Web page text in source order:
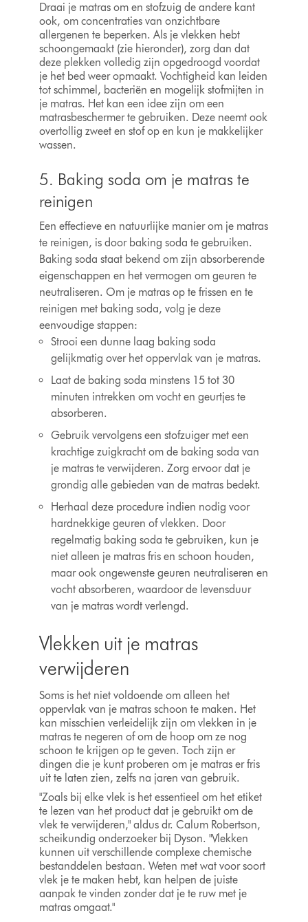
Draai je matras om en stofzuig de andere kant
ook, om concentraties van onzichtbare
allergenen te beperken. Als je vlekken hebt
schoongemaakt (zie hieronder), zorg dan dat
deze plekken volledig zijn opgedroogd voordat
je het bed weer opmaakt. Vochtigheid kan leiden
tot schimmel, bacteriën en mogelijk stofmijten in
je matras. Het kan een idee zijn om een
matrasbeschermer te gebruiken. Deze neemt ook
overtollig zweet en stof op en kun je makkelijker
wassen.
5. Baking soda om je matras te
reinigen
Een effectieve en natuurlijke manier om je matras
te reinigen, is door baking soda te gebruiken.
Baking soda staat bekend om zijn absorberende
eigenschappen en het vermogen om geuren te
neutraliseren. Om je matras op te frissen en te
reinigen met baking soda, volg je deze
eenvoudige stappen:
Strooi een dunne laag baking soda
gelijkmatig over het oppervlak van je matras.
Laat de baking soda minstens 15 tot 30
minuten intrekken om vocht en geurtjes te
absorberen.
Gebruik vervolgens een stofzuiger met een
krachtige zuigkracht om de baking soda van
je matras te verwijderen. Zorg ervoor dat je
grondig alle gebieden van de matras bedekt.
Herhaal deze procedure indien nodig voor
hardnekkige geuren of vlekken. Door
regelmatig baking soda te gebruiken, kun je
niet alleen je matras fris en schoon houden,
maar ook ongewenste geuren neutraliseren en
vocht absorberen, waardoor de levensduur
van je matras wordt verlengd.
Vlekken uit je matras
verwijderen
Soms is het niet voldoende om alleen het
oppervlak van je matras schoon te maken. Het
kan misschien verleidelijk zijn om vlekken in je
matras te negeren of om de hoop om ze nog
schoon te krijgen op te geven. Toch zijn er
dingen die je kunt proberen om je matras er fris
uit te laten zien, zelfs na jaren van gebruik.
"Zoals bij elke vlek is het essentieel om het etiket
te lezen van het product dat je gebruikt om de
vlek te verwijderen," aldus dr. Calum Robertson,
scheikundig onderzoeker bij Dyson. "Vlekken
kunnen uit verschillende complexe chemische
bestanddelen bestaan. Weten met wat voor soort
vlek je te maken hebt, kan helpen de juiste
aanpak te vinden zonder dat je te ruw met je
matras omgaat."